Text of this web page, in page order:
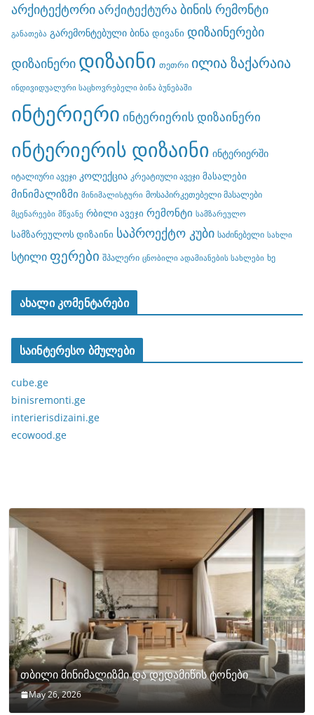
არქიტექტორიარქიტექტურა ბინის რემონტი
განათება გარემონტებული ბინა დივანი დიზაინერები
დიზაინერი დიზაინი თეთრი ილია ზაქარაია
ინდივიდუალური საცხოვრებელი ბინა ბუნებაში
ინტერიერი ინტერიერის დიზაინერი
ინტერიერის დიზაინი ინტერიერში
იტალიური ავეჯი კოლექცია კრეატიული ავეჯი მასალები
მინიმალიზმი მინიმალისტური მოსაპირკეთებელი მასალები
მცენარეები მწვანე რბილი ავეჯი რემონტი სამზარეულო
სამზარეულოს დიზაინი საპროექტო კუბი საძინებელი სახლი
სტილი ფერები შპალერი ცნობილი ადამიანების სახლები ხე
ახალი კომენტარები
საინტერესო ბმულები
cube.ge
binisremonti.ge
interierisdizaini.ge
ecowood.ge
თბილი მინიმალიზმი და დედამიწის ტონები
May 26, 2026